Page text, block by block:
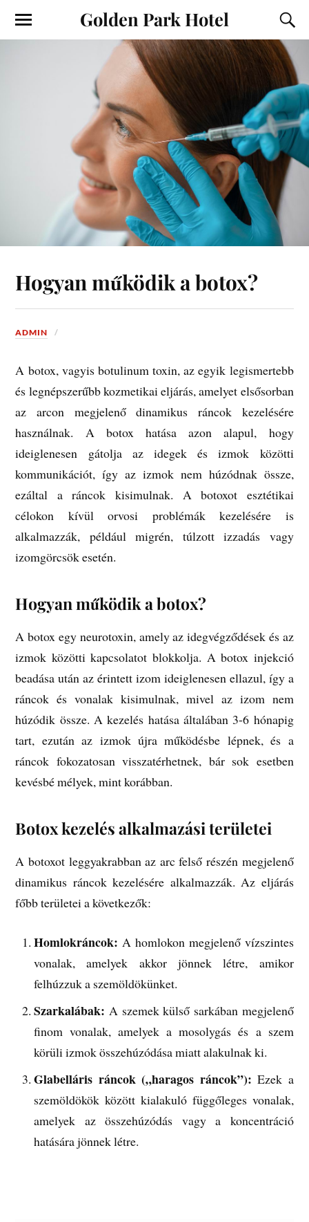
Golden Park Hotel
Hogyan működik a botox?
ADMIN
A botox, vagyis botulinum toxin, az egyik legismertebb
és legnépszerűbb kozmetikai eljárás, amelyet elsősorban
az arcon megjelenő dinamikus ráncok kezelésére
használnak. A botox hatása azon alapul, hogy
ideiglenesen gátolja az idegek és izmok közötti
kommunikációt, így az izmok nem húzódnak össze,
ezáltal a ráncok kisimulnak. A botoxot esztétikai
célokon kívül orvosi problémák kezelésére is
alkalmazzák, például migrén, túlzott izzadás vagy
izomgörcsök esetén.
Hogyan működik a botox?
A botox egy neurotoxin, amely az idegvégződések és az
izmok közötti kapcsolatot blokkolja. A botox injekció
beadása után az érintett izom ideiglenesen ellazul, így a
ráncok és vonalak kisimulnak, mivel az izom nem
húzódik össze. A kezelés hatása általában 3-6 hónapig
tart, ezután az izmok újra működésbe lépnek, és a
ráncok fokozatosan visszatérhetnek, bár sok esetben
kevésbé mélyek, mint korábban.
Botox kezelés alkalmazási területei
A botoxot leggyakrabban az arc felső részén megjelenő
dinamikus ráncok kezelésére alkalmazzák. Az eljárás
főbb területei a következők:
Homlokráncok: A homlokon megjelenő vízszintes
vonalak, amelyek akkor jönnek létre, amikor
felhúzzuk a szemöldökünket.
Szarkalábak: A szemek külső sarkában megjelenő
finom vonalak, amelyek a mosolygás és a szem
körüli izmok összehúzódása miatt alakulnak ki.
Glabelláris ráncok („haragos ráncok”): Ezek a
szemöldökök között kialakuló függőleges vonalak,
amelyek az összehúzódás vagy a koncentráció
hatására jönnek létre.